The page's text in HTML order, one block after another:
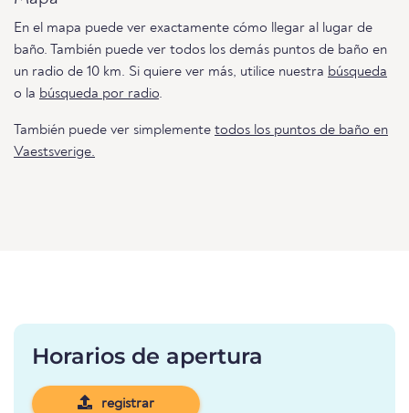
En el mapa puede ver exactamente cómo llegar al lugar de
baño. También puede ver todos los demás puntos de baño en
un radio de 10 km. Si quiere ver más, utilice nuestra búsqueda
o la búsqueda por radio.
También puede ver simplemente todos los puntos de baño en
Vaestsverige.
Horarios de apertura
registrar